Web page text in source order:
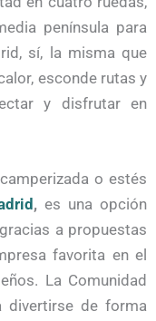
península para
sí, la misma que
esconde rutas y
y disfrutar en
o estés
,es una opción
a propuestas
favorita en el
La Comunidad
divertirse de forma